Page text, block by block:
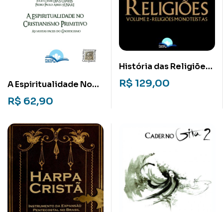
A Espiritualidade No
Cristianismo Primitivo
R$ 62,90
História das Religiões:
Volume 2
R$ 129,00